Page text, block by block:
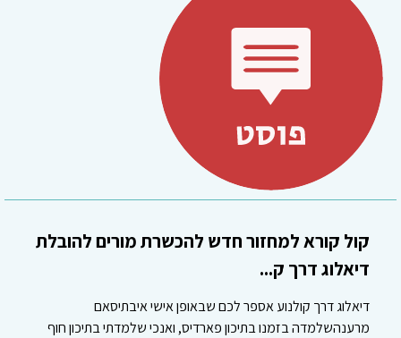
קול קורא למחזור חדש להכשרת מורים להובלת
דיאלוג דרך ק...
דיאלוג דרך קולנוע אספר לכם שבאופן אישי איבתיסאם
מרענהשלמדה בזמנו בתיכון פארדיס, ואנכי שלמדתי בתיכון חוף